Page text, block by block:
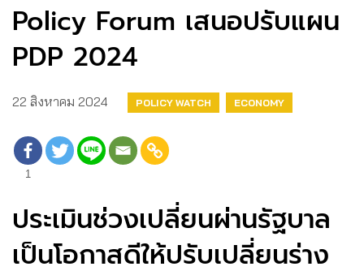
Policy Forum เสนอปรับแผน
PDP 2024
22 สิงหาคม 2024 POLICY WATCH ECONOMY
1
ประเมินช่วงเปลี่ยนผ่านรัฐบาล
เป็นโอกาสดีให้ปรับเปลี่ยนร่าง